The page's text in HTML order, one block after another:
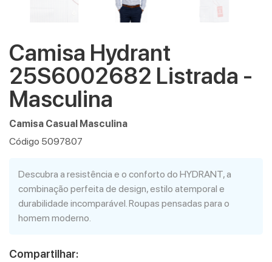
Camisa Hydrant
25S6002682 Listrada -
Masculina
Camisa Casual Masculina
Código 5097807
Descubra a resistência e o conforto do HYDRANT, a
combinação perfeita de design, estilo atemporal e
durabilidade incomparável. Roupas pensadas para o
homem moderno.
Compartilhar: